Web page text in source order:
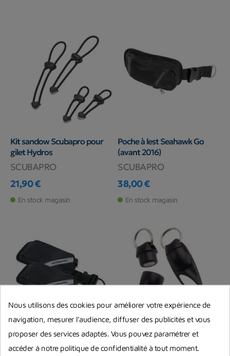
Kit sandow Scubapro pour
gilet Hydros
SCUBAPRO
Prix
21,90 €
En stock magasin
Poche à lest Seahawk Go
(avant 2016)
SCUBAPRO
Prix
38,00 €
En stock magasin
Poches à lest Scubapro
-5,10 €
Attache Octopus
Nous utilisons des cookies pour améliorer votre expérience de
navigation, mesurer l’audience, diffuser des publicités et vous
proposer des services adaptés. Vous pouvez paramétrer et
accéder à notre politique de confidentialité à tout moment.